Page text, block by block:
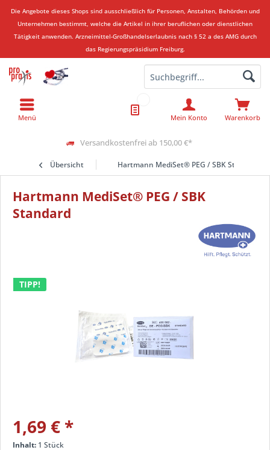
Die Angebote dieses Shops sind ausschließlich für Personen, Anstalten, Behörden und
Unternehmen bestimmt, welche die Artikel in ihrer beruflichen oder dienstlichen
Tätigkeit anwenden. Arzneimittel-Großhandelserlaubnis nach § 52 a des AMG durch
das Regierungspräsidium Freiburg.
Versandkostenfrei ab 150,00 €*
Warenkorb
Mein Konto
Menü
Übersicht Hartmann MediSet® PEG / SBK Standard
Hartmann MediSet® PEG / SBK
Standard
TIPP!
1,69 € *
Inhalt: 1 Stück